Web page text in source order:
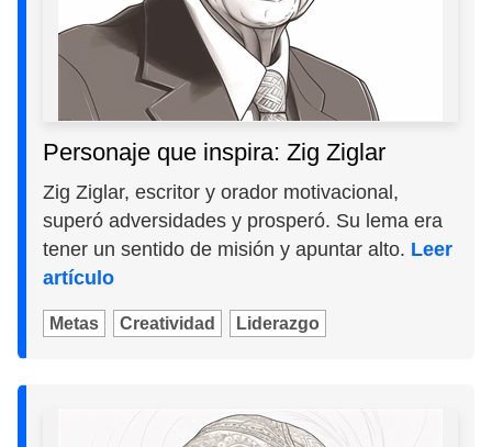
Personaje que inspira: Zig Ziglar
Zig Ziglar, escritor y orador motivacional,
superó adversidades y prosperó. Su lema era
tener un sentido de misión y apuntar alto. Leer
artículo
Metas Creatividad Liderazgo